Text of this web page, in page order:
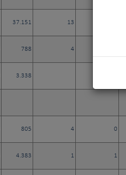
37.151 13
788 4
3.338
805 4 0
4.383 1 1